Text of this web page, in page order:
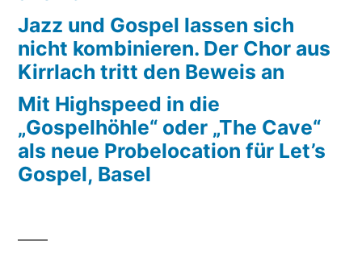
Jazz und Gospel lassen sich
nicht kombinieren. Der Chor aus
Kirrlach tritt den Beweis an
Mit Highspeed in die
„Gospelhöhle“ oder „The Cave“
als neue Probelocation für Let’s
Gospel, Basel